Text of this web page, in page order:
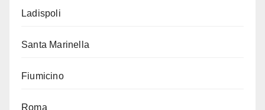
Ladispoli
Santa Marinella
Fiumicino
Roma